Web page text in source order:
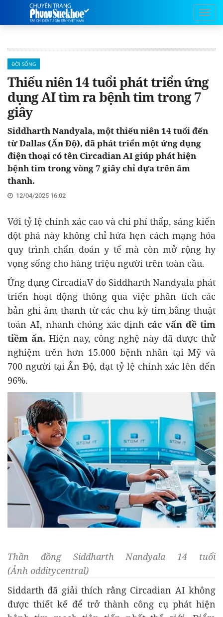
ĐỜI SỐNG
Thiếu niên 14 tuổi phát triển ứng
dụng AI tìm ra bệnh tim trong 7
giây
Siddharth Nandyala, một thiếu niên 14 tuổi đến
từ Dallas (Ấn Độ), đã phát triển một ứng dụng
điện thoại có tên Circadian AI giúp phát hiện
bệnh tim trong vòng 7 giây chỉ dựa trên âm
thanh.
12/04/2025 16:02
Với tỷ lệ chính xác cao và chi phí thấp, sáng kiến
đột phá này không chỉ hứa hẹn cách mạng hóa
quy trình chẩn đoán y tế mà còn mở rộng hy
vọng sống cho hàng triệu người trên toàn cầu.
Ứng dụng CircadiaV do Siddharth Nandyala phát
triển hoạt động thông qua việc phân tích các
bản ghi âm thanh từ các chu kỳ tim bằng thuật
toán AI, nhanh chóng xác địnhcác vấn đề tim
tiềm ẩn. Hiện nay, công nghệ này đã được thử
nghiệm trên hơn 15.000 bệnh nhân tại Mỹ và
700 người tại Ấn Độ, đạt tỷ lệ chính xác lên đến
96%.
Thần đồng Siddharth Nandyala 14 tuổi
(Ảnh odditycentral)
Siddarth đã giải thích rằng Circadian AI không
được thiết kế để trở thành công cụ phát hiện